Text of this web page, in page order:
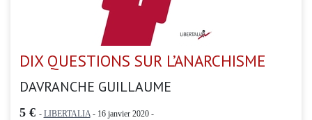
DIX QUESTIONS SUR L’ANARCHISME
DAVRANCHE GUILLAUME
5 € - LIBERTALIA- 16 janvier 2020 -